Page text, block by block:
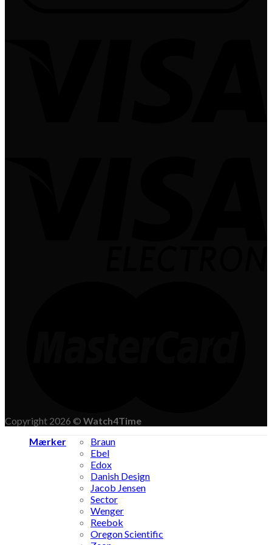
Copyright 2026 © Watch4Time
Mærker
Braun
Ebel
Edox
Danish Design
Jacob Jensen
Sector
Wenger
Reebok
Oregon Scientific